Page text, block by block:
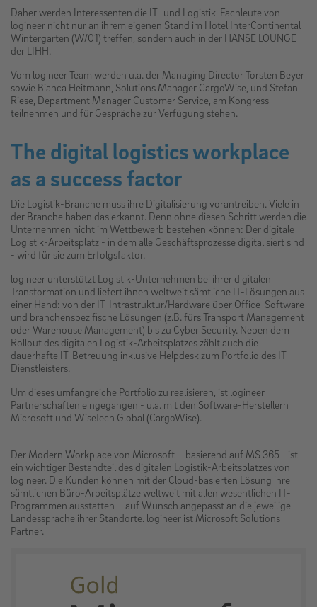
Daher werden Interessenten die IT- und Logistik-Fachleute von
logineer nicht nur an ihrem eigenen Stand im Hotel InterContinental
Wintergarten (W/01) treffen, sondern auch in der HANSE LOUNGE
der LIHH.
Vom logineer Team werden u.a. der Managing Director Torsten Beyer
sowie Bianca Heitmann, Solutions Manager CargoWise, und Stefan
Riese, Department Manager Customer Service, am Kongress
teilnehmen und für Gespräche zur Verfügung stehen.
The digital logistics workplace
as a success factor
Die Logistik-Branche muss ihre Digitalisierung vorantreiben. Viele in
der Branche haben das erkannt. Denn ohne diesen Schritt werden die
Unternehmen nicht im Wettbewerb bestehen können: Der digitale
Logistik-Arbeitsplatz - in dem alle Geschäftsprozesse digitalisiert sind
- wird für sie zum Erfolgsfaktor.
logineer unterstützt Logistik-Unternehmen bei ihrer digitalen
Transformation und liefert ihnen weltweit sämtliche IT-Lösungen aus
einer Hand: von der IT-Intrastruktur/Hardware über Office-Software
und branchenspezifische Lösungen (z.B. fürs Transport Management
oder Warehouse Management) bis zu Cyber Security. Neben dem
Rollout des digitalen Logistik-Arbeitsplatzes zählt auch die
dauerhafte IT-Betreuung inklusive Helpdesk zum Portfolio des IT-
Dienstleisters.
Um dieses umfangreiche Portfolio zu realisieren, ist logineer
Partnerschaften eingegangen - u.a. mit den Software-Herstellern
Microsoft und WiseTech Global (CargoWise).
Der Modern Workplace von Microsoft – basierend auf MS 365 - ist
ein wichtiger Bestandteil des digitalen Logistik-Arbeitsplatzes von
logineer. Die Kunden können mit der Cloud-basierten Lösung ihre
sämtlichen Büro-Arbeitsplätze weltweit mit allen wesentlichen IT-
Programmen ausstatten – auf Wunsch angepasst an die jeweilige
Landessprache ihrer Standorte. logineer ist Microsoft Solutions
Partner.